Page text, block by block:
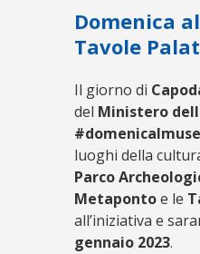
Domenica
Tavole
Il giorno di
del Ministero
luoghi della
Parco
Metapontoe le
all’iniziativa e
gennaio 2023.